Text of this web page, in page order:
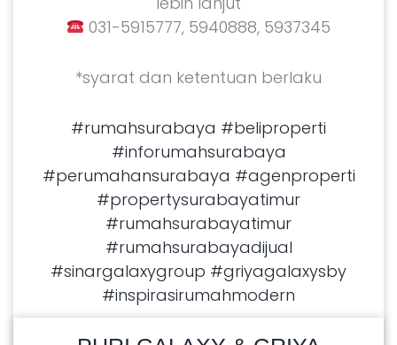
031-5915777, 5940888, 5937345
*syarat dan ketentuan berlaku
#rumahsurabaya #beliproperti
#inforumahsurabaya
#perumahansurabaya #agenproperti
#propertysurabayatimur
#rumahsurabayatimur
#rumahsurabayadijual
#sinargalaxygroup #griyagalaxysby
#inspirasirumahmodern